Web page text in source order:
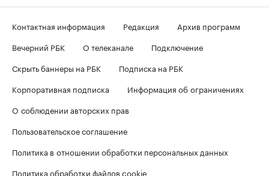
Контактная информация Редакция
Архив программ
Вечерний РБК
О телеканале
Подключение
Скрыть баннеры на РБК
Подписка на РБК
Корпоративная подписка
Информация об ограничениях
О соблюдении авторских прав
Пользовательское соглашение
Политика в отношении обработки персональных данных
Политика обработки файлов cookie